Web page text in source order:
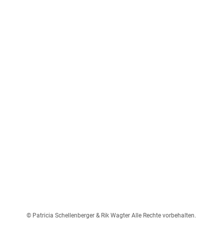
© Patricia Schellenberger & Rik Wagter Alle Rechte vorbehalten.